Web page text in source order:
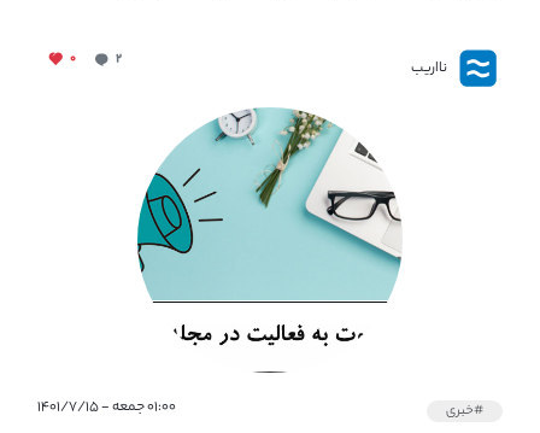
نااریب ۲ ۰
#خبری ۰۱:۰۰ جمعه - ۱۴۰۱/۷/۱۵